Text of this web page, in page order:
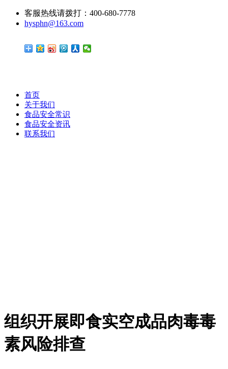
客服热线请拨打：400-680-7778
hysphn@163.com
首页
关于我们
食品安全常识
食品安全资讯
联系我们
组织开展即食实空成品肉毒毒
素风险排查